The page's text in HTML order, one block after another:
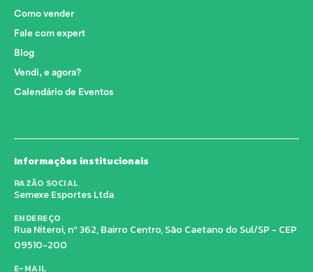
Como vender
Fale com expert
Blog
Vendi, e agora?
Calendário de Eventos
Informações institucionais
RAZÃO SOCIAL
Semexe Esportes Ltda
ENDEREÇO
Rua Niteroi, nº 362, Bairro Centro, São Caetano do Sul/SP - CEP
09510-200
E-MAIL